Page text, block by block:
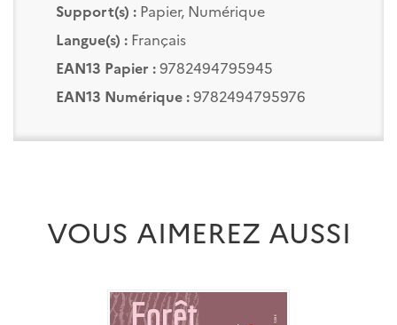
Support(s) :Papier, Numérique
Langue(s) :Français
EAN13 Papier :9782494795945
EAN13 Numérique :9782494795976
VOUS AIMEREZ AUSSI